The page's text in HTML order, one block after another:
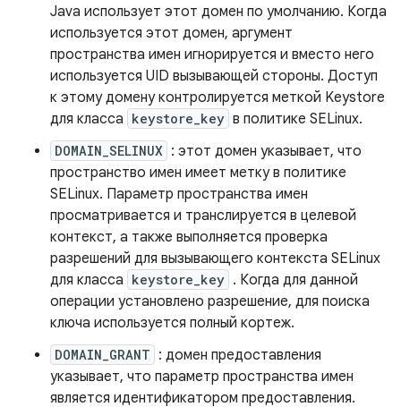
Java использует этот домен по умолчанию. Когда
используется этот домен, аргумент
пространства имен игнорируется и вместо него
используется UID вызывающей стороны. Доступ
к этому домену контролируется меткой Keystore
для класса keystore_key в политике SELinux.
DOMAIN_SELINUX : этот домен указывает, что
пространство имен имеет метку в политике
SELinux. Параметр пространства имен
просматривается и транслируется в целевой
контекст, а также выполняется проверка
разрешений для вызывающего контекста SELinux
для класса keystore_key . Когда для данной
операции установлено разрешение, для поиска
ключа используется полный кортеж.
DOMAIN_GRANT : домен предоставления
указывает, что параметр пространства имен
является идентификатором предоставления.